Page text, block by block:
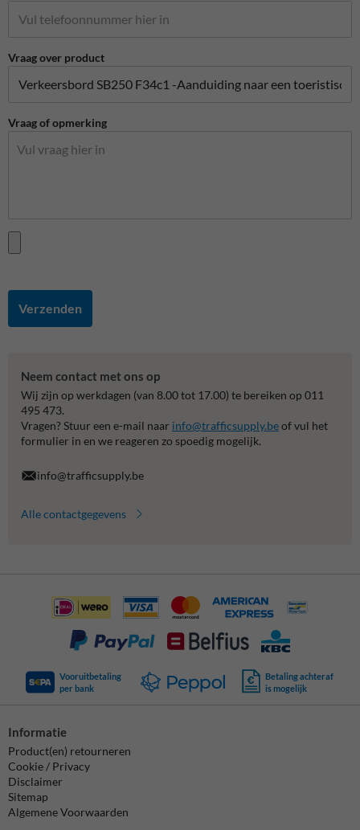
Vraag over product
Vraag of opmerking
Verzenden
Neem contact met ons op
Wij zijn op werkdagen (van 8.00 tot 17.00) te bereiken op 011
495 473.
Vragen? Stuur een e-mail naar info@trafficsupply.beof vul het
formulier in en we reageren zo spoedig mogelijk.
info@trafficsupply.be
Alle contactgegevens
Vooruitbetaling
per bank
Betaling achteraf
is mogelijk
Informatie
Product(en) retourneren
Cookie / Privacy
Disclaimer
Sitemap
Algemene Voorwaarden